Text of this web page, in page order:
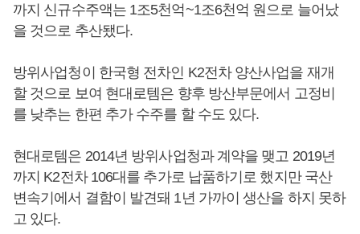
까지 신규수주액는 1조5천억~1조6천억 원으로 늘어났
을 것으로 추산됐다.
방위사업청이 한국형 전차인 K2전차 양산사업을 재개
할 것으로 보여 현대로템은 향후 방산부문에서 고정비
를 낮추는 한편 추가 수주를 할 수도 있다.
현대로템은 2014년 방위사업청과 계약을 맺고 2019년
까지 K2전차 106대를 추가로 납품하기로 했지만 국산
변속기에서 결함이 발견돼 1년 가까이 생산을 하지 못하
고 있다.